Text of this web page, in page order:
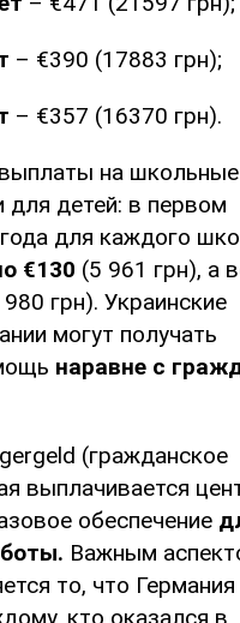
– €390 (17883 грн);
– €357 (16370 грн).
на школьные
для детей: в первом
для каждого
€130 (5 961 грн), а
грн). Украинские
могут получать
наравне с
(гражданское
выплачивается
обеспечение
Важным
то, что Германия
кто оказался в